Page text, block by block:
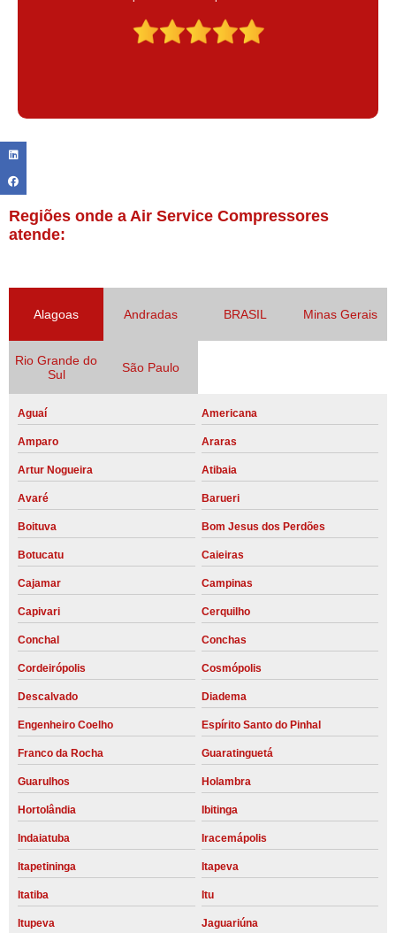
Claudinei excelente profissional!
Regiões onde a Air Service Compressores
atende:
Alagoas Andradas BRASIL Minas Gerais
Rio Grande do
Sul
São Paulo
Aguaí Americana
Amparo Araras
Artur Nogueira Atibaia
Avaré Barueri
Boituva Bom Jesus dos Perdões
Botucatu Caieiras
Cajamar Campinas
Capivari Cerquilho
Conchal Conchas
Cordeirópolis Cosmópolis
Descalvado Diadema
Engenheiro Coelho Espírito Santo do Pinhal
Franco da Rocha Guaratinguetá
Guarulhos Holambra
Hortolândia Ibitinga
Indaiatuba Iracemápolis
Itapetininga Itapeva
Itatiba Itu
Itupeva Jaguariúna